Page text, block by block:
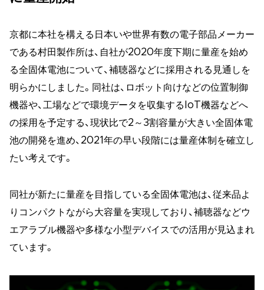
京都に本社を構える日本いや世界有数の電子部品メーカー
である村田製作所は、自社が2020年度下期に量産を始め
る全固体電池について、補聴器などに採用される見通しを
明らかにしました。同社は、ロボット向けなどの位置制御
機器や、工場などで環境データを収集するIoT機器などへ
の採用を予定する、現状比で2～3割容量が大きい全固体電
池の開発を進め、2021年の早い段階には量産体制を確立し
たい考えです。
同社が新たに量産を目指している全固体電池は、従来品よ
りコンパクトながら大容量を実現しており、補聴器などウ
エアラブル機器や多様な小型デバイスでの活用が見込まれ
ています。